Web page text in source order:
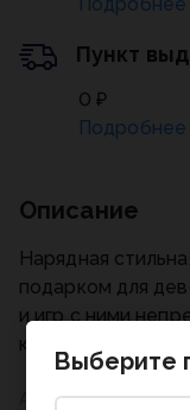
Артикул
Описание
Нарядная
подарком для
и игр с ними
красавица.
Пункт
0 ₽
Подробнее
Выберите